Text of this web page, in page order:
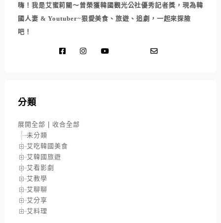
嗨！我是艾蜜莉關～曾榮獲韓國觀光公社優秀記者獎，現為韓
國人妻 & Youtuber~狠愛美食、旅遊、追劇，一起來探險
吧！
分類
展開全部
收合全部
未分類
艾吃韓國美食
艾韓國旅遊
艾看影劇
艾教學
艾聊聊
艾分享
艾料理